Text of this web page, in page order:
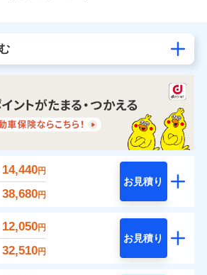
14,440円
38,680円
お見積り
12,050円
32,510円
お見積り